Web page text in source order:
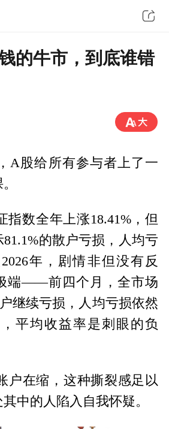
的牛市，到底谁错
A股给所有参与者上了一
指数全年上涨18.41%，但
的散户亏损，人均亏
年，剧情非但没有反
端——前四个月，全市场
继续亏损，人均亏损依然
平均收益率是刺眼的负
户在缩，这种撕裂感足以
中的人陷入自我怀疑。